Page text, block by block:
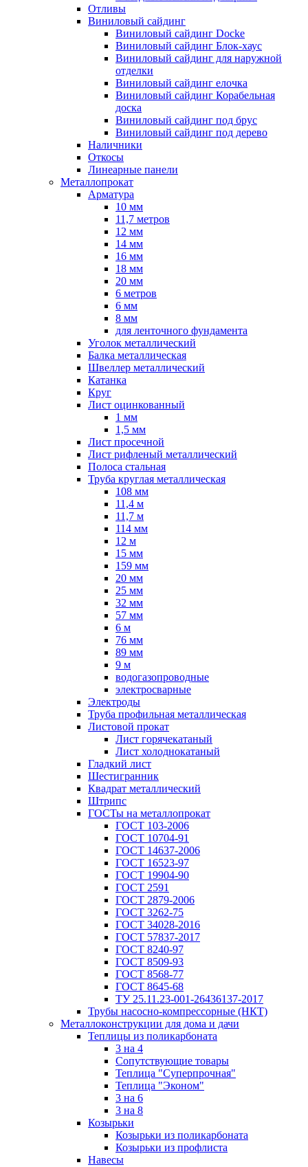
Отливы
Виниловый сайдинг
Виниловый сайдинг Docke
Виниловый сайдинг Блок-хаус
Виниловый сайдинг для наружной
отделки
Виниловый сайдинг елочка
Виниловый сайдинг Корабельная
доска
Виниловый сайдинг под брус
Виниловый сайдинг под дерево
Наличники
Откосы
Линеарные панели
Металлопрокат
Арматура
10 мм
11,7 метров
12 мм
14 мм
16 мм
18 мм
20 мм
6 метров
6 мм
8 мм
для ленточного фундамента
Уголок металлический
Балка металлическая
Швеллер металлический
Катанка
Круг
Лист оцинкованный
1 мм
1,5 мм
Лист просечной
Лист рифленый металлический
Полоса стальная
Труба круглая металлическая
108 мм
11,4 м
11,7 м
114 мм
12 м
15 мм
159 мм
20 мм
25 мм
32 мм
57 мм
6 м
76 мм
89 мм
9 м
водогазопроводные
электросварные
Электроды
Труба профильная металлическая
Листовой прокат
Лист горячекатаный
Лист холоднокатаный
Гладкий лист
Шестигранник
Квадрат металлический
Штрипс
ГОСТы на металлопрокат
ГОСТ 103-2006
ГОСТ 10704-91
ГОСТ 14637-2006
ГОСТ 16523-97
ГОСТ 19904-90
ГОСТ 2591
ГОСТ 2879-2006
ГОСТ 3262-75
ГОСТ 34028-2016
ГОСТ 57837-2017
ГОСТ 8240-97
ГОСТ 8509-93
ГОСТ 8568-77
ГОСТ 8645-68
ТУ 25.11.23-001-26436137-2017
Трубы насосно-компрессорные (НКТ)
Металлоконструкции для дома и дачи
Теплицы из поликарбоната
3 на 4
Сопутствующие товары
Теплица "Суперпрочная"
Теплица "Эконом"
3 на 6
3 на 8
Козырьки
Козырьки из поликарбоната
Козырьки из профлиста
Навесы